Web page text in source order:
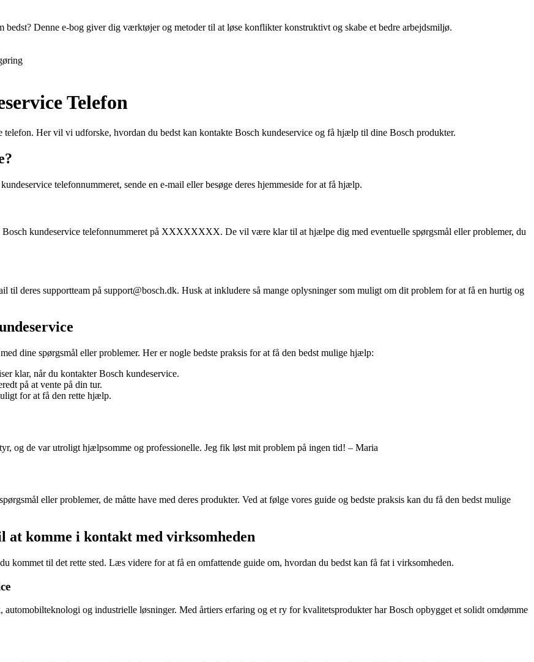
Denne e-bog giver dig værktøjer og metoder til at løse konflikter konstruktivt og skabe et bedre arbejdsmiljø.
Telefon
Her vil vi udforske, hvordan du bedst kan kontakte Bosch kundeservice og få hjælp til dine Bosch produkter.
telefonnummeret, sende en e-mail eller besøge deres hjemmeside for at få hjælp.
Bosch kundeservice telefonnummeret på XXXXXXXX. De vil være klar til at hjælpe dig med eventuelle spørgsmål eller problemer, du
deres supportteam på support@bosch.dk. Husk at inkludere så mange oplysninger som muligt om dit problem for at få en hurtig og
dine spørgsmål eller problemer. Her er nogle bedste praksis for at få den bedst mulige hjælp:
klar, når du kontakter Bosch kundeservice.
på at vente på din tur.
for at få den rette hjælp.
og de var utroligt hjælpsomme og professionelle. Jeg fik løst mit problem på ingen tid! – Maria
eller problemer, de måtte have med deres produkter. Ved at følge vores guide og bedste praksis kan du få den bedst mulige
at komme i kontakt med virksomheden
kommet til det rette sted. Læs videre for at få en omfattende guide om, hvordan du bedst kan få fat i virksomheden.
og industrielle løsninger. Med årtiers erfaring og et ry for kvalitetsprodukter har Bosch opbygget et solidt omdømme